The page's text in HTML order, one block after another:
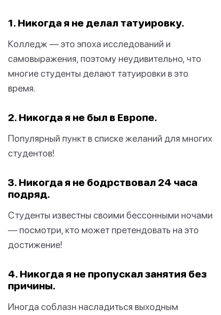
1. Никогда я не делал татуировку.
Колледж — это эпоха исследований и
самовыражения, поэтому неудивительно, что
многие студенты делают татуировки в это
время.
2. Никогда я не был в Европе.
Популярный пункт в списке желаний для многих
студентов!
3. Никогда я не бодрствовал 24 часа
подряд.
Студенты известны своими бессонными ночами
— посмотри, кто может претендовать на это
достижение!
4. Никогда я не пропускал занятия без
причины.
Иногда соблазн насладиться выходным